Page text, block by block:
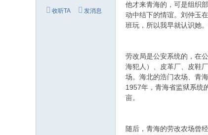
收听TA 发消息
他才来青海的，可是组织
动中结下的情谊。刘仲玉
班玩，所以我早就认识她
劳改局是公安系统的，在
海犯人）、皮革厂、皮鞋
场。海北的浩门农场、青
1957年，青海省监狱系统
亩。
随后，青海的劳改农场曾